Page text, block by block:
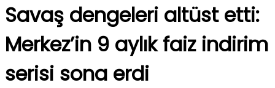
Savaş dengeleri altüst etti:
Merkez’in 9 aylık faiz indirim
serisi sona erdi